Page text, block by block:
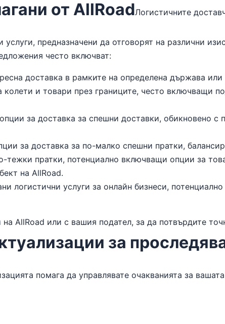
от AllRoadЛогистичните
предназначени да отговорят на различни
често включват:
доставка в рамките на определена държава или
колети и товари през границите, често включващи
за доставка за спешни доставки, обикновено с
за доставка за по-малко спешни пратки,
тежки пратки, потенциално включващи опции за
на AllRoad.
логистични услуги за онлайн бизнеси,
AllRoad или с вашия подател, за да потвърдите
за
помага да управлявате очакванията за